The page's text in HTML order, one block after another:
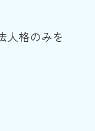
人格のみを